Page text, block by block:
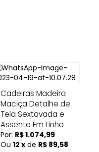
Cadeiras Madeira
Maciça Detalhe de
Tela Sextavada e
Assento Em Linho
Por: R$ 1.074,99
Ou 12 x de R$ 89,58